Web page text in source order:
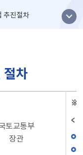
추진절차
메뉴
열기
절차
토교통부
장관
※
<